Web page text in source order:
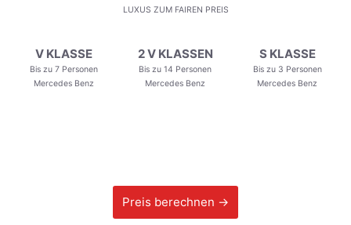
LUXUS ZUM FAIREN PREIS
V KLASSE
Bis zu 7 Personen
Mercedes Benz
2 V KLASSEN
Bis zu 14 Personen
Mercedes Benz
S KLASSE
Bis zu 3 Personen
Mercedes Benz
Preis berechnen →